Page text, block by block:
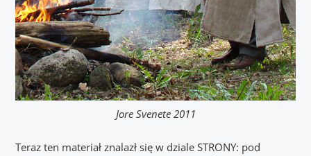
Jore Svenete 2011
Teraz ten materiał znalazł się w dziale STRONY: pod